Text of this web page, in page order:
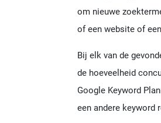
om nieuwe
of een website of
Bij elk van de
de hoeveelheid
Google Keyword
een andere keyword